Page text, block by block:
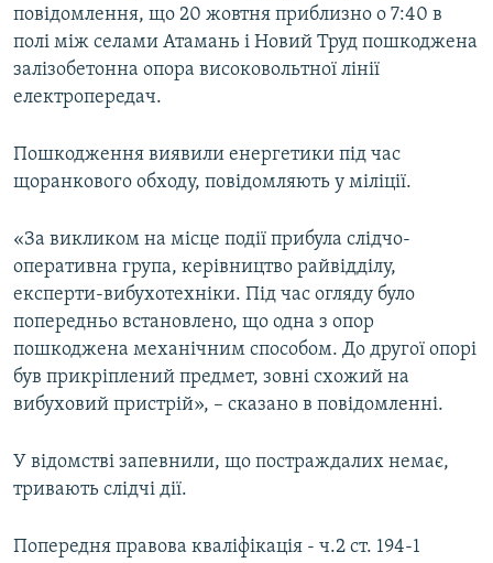
повідомлення, що 20 жовтня приблизно о 7:40 в
полі між селами Атамань і Новий Труд пошкоджена
залізобетонна опора високовольтної лінії
електропередач.
Пошкодження виявили енергетики під час
щоранкового обходу, повідомляють у міліції.
«За викликом на місце події прибула слідчо-
оперативна група, керівництво райвідділу,
експерти-вибухотехніки. Під час огляду було
попередньо встановлено, що одна з опор
пошкоджена механічним способом. До другої опорі
був прикріплений предмет, зовні схожий на
вибуховий пристрій», – сказано в повідомленні.
У відомстві запевнили, що постраждалих немає,
тривають слідчі дії.
Попередня правова кваліфікація - ч.2 ст. 194-1